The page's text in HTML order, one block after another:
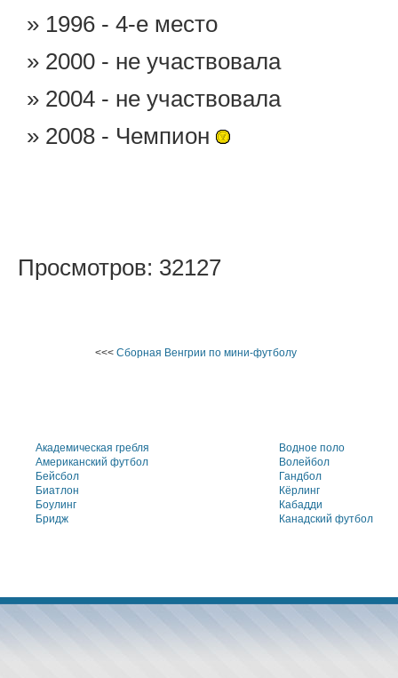
1996 - 4-е место
2000 - не участвовала
2004 - не участвовала
2008 - Чемпион
Просмотров: 32127
<<< Сборная Венгрии по мини-футболу
Академическая гребля
Американский футбол
Бейсбол
Биатлон
Боулинг
Бридж
Водное поло
Волейбол
Гандбол
Кёрлинг
Кабадди
Канадский футбол